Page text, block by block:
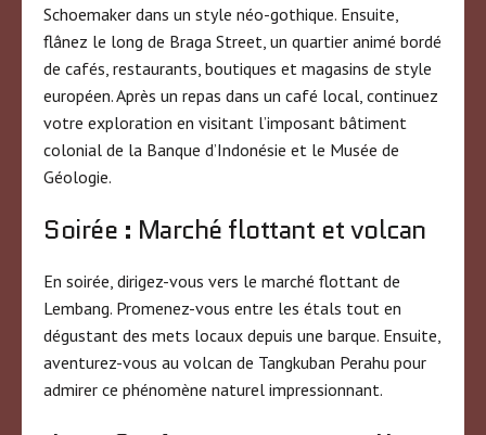
Schoemaker dans un style néo-gothique. Ensuite,
flânez le long de Braga Street, un quartier animé bordé
de cafés, restaurants, boutiques et magasins de style
européen. Après un repas dans un café local, continuez
votre exploration en visitant l’imposant bâtiment
colonial de la Banque d’Indonésie et le Musée de
Géologie.
Soirée : Marché flottant et volcan
En soirée, dirigez-vous vers le marché flottant de
Lembang. Promenez-vous entre les étals tout en
dégustant des mets locaux depuis une barque. Ensuite,
aventurez-vous au volcan de Tangkuban Perahu pour
admirer ce phénomène naturel impressionnant.